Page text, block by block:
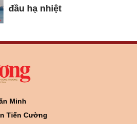
đầu hạ nhiệt
Minh
Tiến Cường